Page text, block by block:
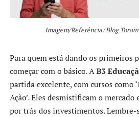
Imagem/Referência: Blog
Para quem está dando os primeiros
começar com o básico. AB3
partida excelente, com cursos como
Ação’. Eles desmistificam o
por trás dos investimentos. Lembre-